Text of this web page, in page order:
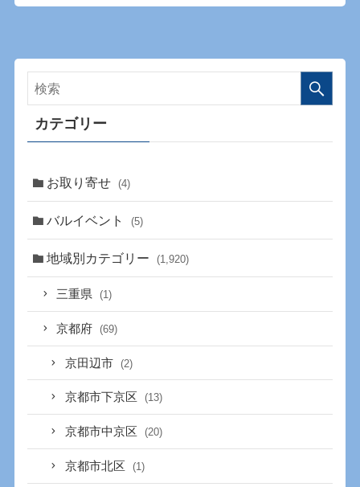
カテゴリー
お取り寄せ (4)
バルイベント (5)
地域別カテゴリー (1,920)
三重県 (1)
京都府 (69)
京田辺市 (2)
京都市下京区 (13)
京都市中京区 (20)
京都市北区 (1)